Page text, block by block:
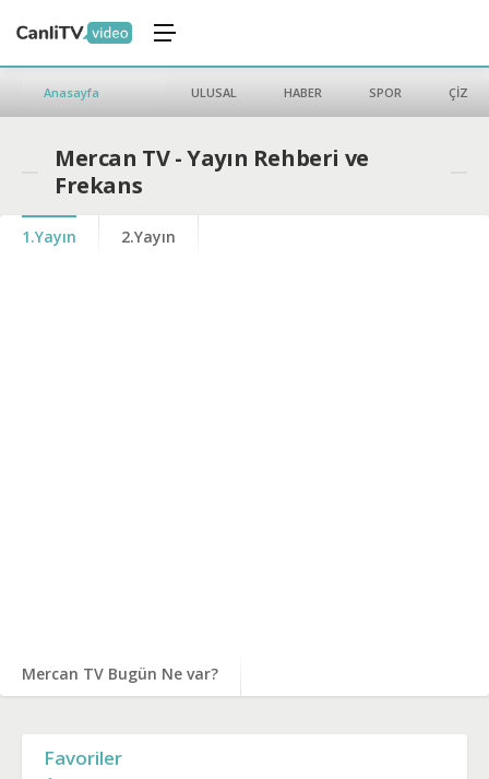
Anasayfa ULUSAL HABER SPOR ÇİZGİ
Mercan TV - Yayın Rehberi ve
Frekans
1.Yayın 2.Yayın
Mercan TV Bugün Ne var?
Favoriler